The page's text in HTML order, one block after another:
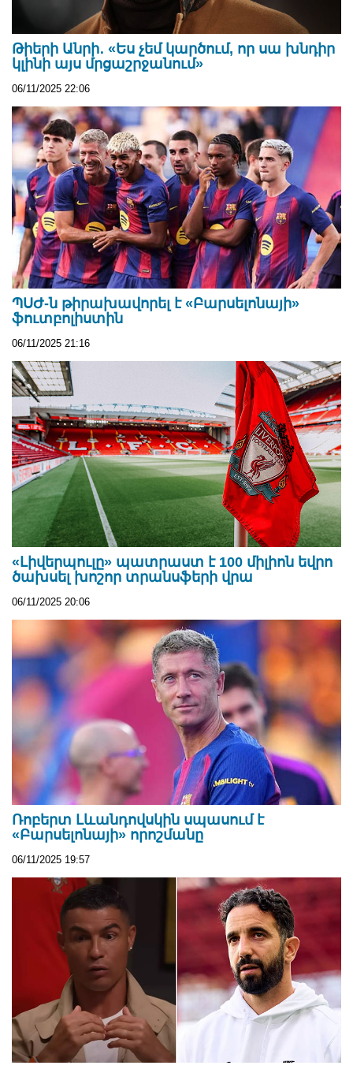
Թիերի Անրի․ «Ես չեմ կարծում, որ սա խնդիր
կլինի այս մրցաշրջանում»
06/11/2025 22:06
ՊՍԺ-ն թիրախավորել է «Բարսելոնայի»
ֆուտբոլիստին
06/11/2025 21:16
«Լիվերպուլը» պատրաստ է 100 միլիոն եվրո
ծախսել խոշոր տրանսֆերի վրա
06/11/2025 20:06
Ռոբերտ Լևանդովսկին սպասում է
«Բարսելոնայի» որոշմանը
06/11/2025 19:57